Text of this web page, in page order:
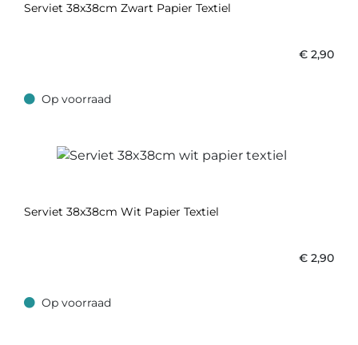
Serviet 38x38cm Zwart Papier Textiel
€ 2,90
Op voorraad
Op voorraad
Serviet 38x38cm Wit Papier Textiel
€ 2,90
Op voorraad
Op voorraad